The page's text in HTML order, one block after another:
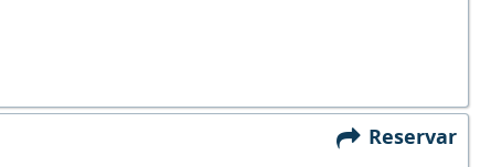
Reservar